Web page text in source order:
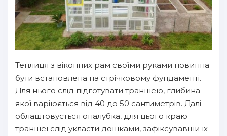
Теплиця з віконних рам своїми руками повинна
бути встановлена на стрічковому фундаменті.
Для нього слід підготувати траншею, глибина
якої варіюється від 40 до 50 сантиметрів. Далі
облаштовується опалубка, для цього краю
траншеї слід укласти дошками, зафіксувавши їх